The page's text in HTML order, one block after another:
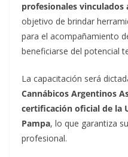
profesionales vinculados
objetivo de brindar
para el acompañamiento
beneficiarse del potencial
La capacitación será
Cannábicos Argentinos
certificación oficial de la
Pampa, lo que garantiza
profesional.